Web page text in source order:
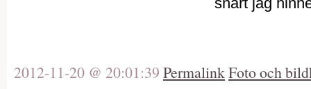
2012-11-20 @ 20:01:39 PermalinkFoto och